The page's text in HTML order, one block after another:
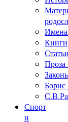
Книги
Проза
Борис
Спорт
и